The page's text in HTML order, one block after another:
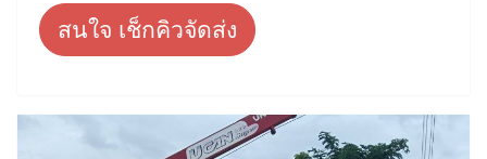
สนใจ เช็กคิวจัดส่ง